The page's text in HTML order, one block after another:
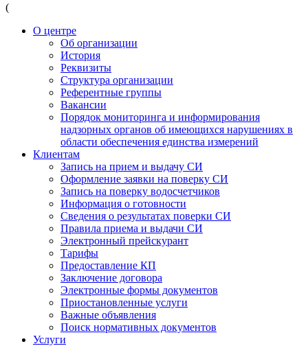
(
О центре
Об организации
История
Реквизиты
Структура организации
Референтные группы
Вакансии
Порядок мониторинга и информирования
надзорных органов об имеющихся нарушениях в
области обеспечения единства измерений
Клиентам
Запись на прием и выдачу СИ
Оформление заявки на поверку СИ
Запись на поверку водосчетчиков
Информация о готовности
Сведения о результатах поверки СИ
Правила приема и выдачи СИ
Электронный прейскурант
Тарифы
Предоставление КП
Заключение договора
Электронные формы документов
Приостановленные услуги
Важные объявления
Поиск нормативных документов
Услуги